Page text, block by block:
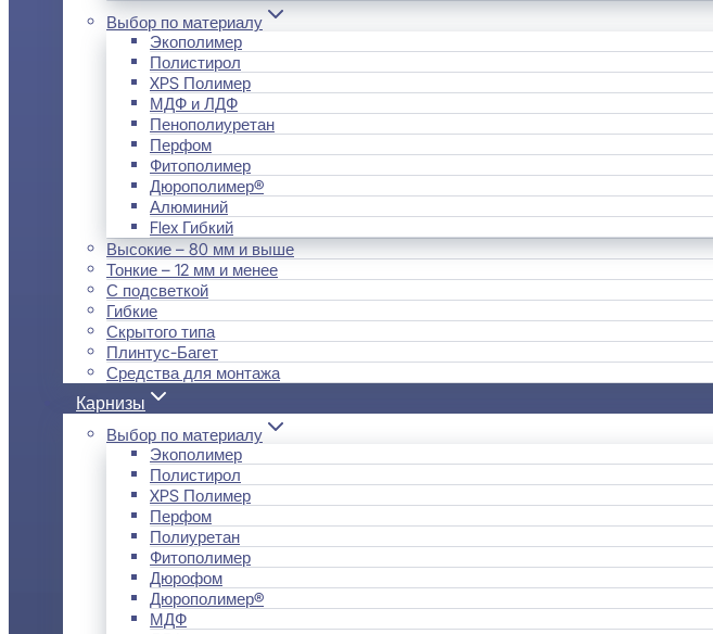
Выбор по материалу
Экополимер
Полистирол
XPS Полимер
МДФ и ЛДФ
Пенополиуретан
Перфом
Фитополимер
Дюрополимер®
Алюминий
Flex Гибкий
Высокие – 80 мм и выше
Тонкие – 12 мм и менее
С подсветкой
Гибкие
Скрытого типа
Плинтус-Багет
Средства для монтажа
Карнизы
Выбор по материалу
Экополимер
Полистирол
XPS Полимер
Перфом
Полиуретан
Фитополимер
Дюрофом
Дюрополимер®
МДФ